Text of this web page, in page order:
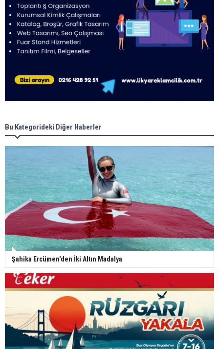
Bu Kategorideki Diğer Haberler
Şahika Ercümen'den İki Altın Madalya